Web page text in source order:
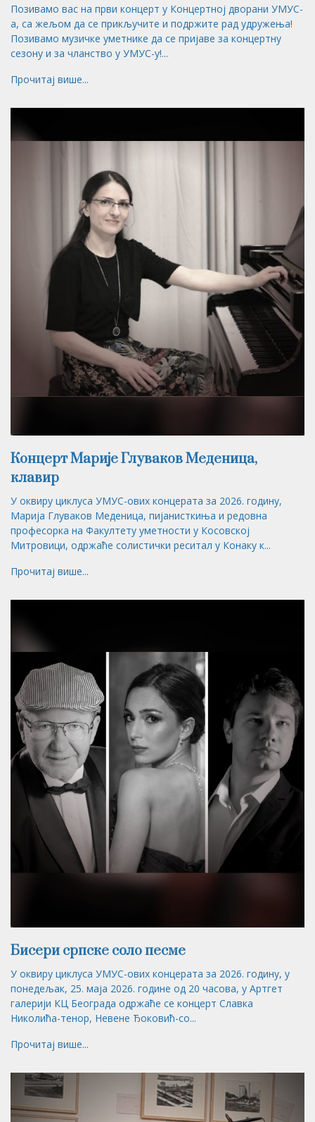
Позивамо вас на први концерт у Концертној дворани УМУС-
а, са жељом да се прикључите и подржите рад удружења!
Позивамо музичке уметнике да се пријаве за концертну
сезону и за чланство у УМУС-у!...
Прочитај више...
Концерт Марије Глуваков Меденица,
клавир
У оквиру циклуса УМУС-ових концерата за 2026. годину,
Марија Глуваков Меденица, пијанисткиња и редовна
професорка на Факултету уметности у Косовској
Митровици, одржаће солистички реситал у Конаку к...
Прочитај више...
Бисери српске соло песме
У оквиру циклуса УМУС-ових концерата за 2026. годину, у
понедељак, 25. маја 2026. године од 20 часова, у Артгет
галерији КЦ Београда одржаће се концерт Славка
Николића-тенор, Невене Ђоковић-со...
Прочитај више...